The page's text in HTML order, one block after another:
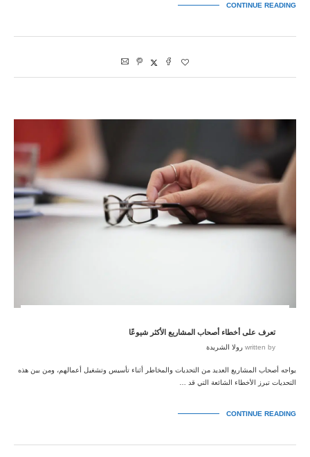
CONTINUE READING
تعرف على أخطاء أصحاب المشاريع الأكثر شيوعًا
written by رولا الشريدة
يواجه أصحاب المشاريع العديد من التحديات والمخاطر أثناء تأسيس وتشغيل أعمالهم، ومن بين هذه
التحديات تبرز الأخطاء الشائعة التي قد …
CONTINUE READING